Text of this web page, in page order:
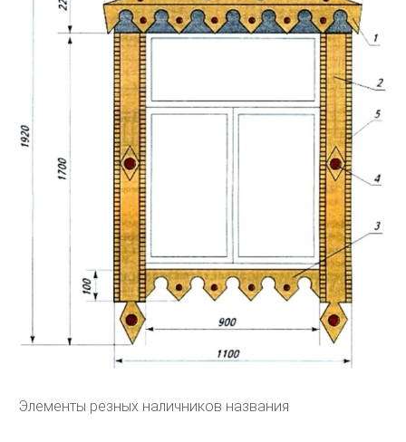
Элементы резных наличников названия